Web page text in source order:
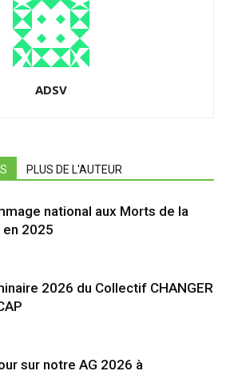
ADSV
PLUS DE L'AUTEUR
national aux Morts de la
en 2025
2026 du Collectif CHANGER
sur notre AG 2026 à